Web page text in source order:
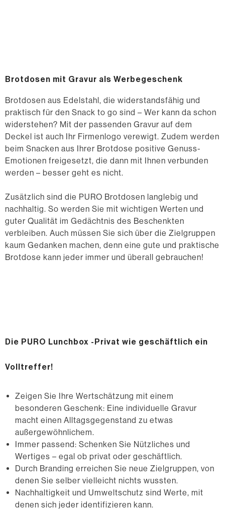
Brotdosen mit Gravur als Werbegeschenk
Brotdosen aus Edelstahl, die widerstandsfähig und
praktisch für den Snack to go sind – Wer kann da schon
widerstehen? Mit der passenden Gravur auf dem
Deckel ist auch Ihr Firmenlogo verewigt. Zudem werden
beim Snacken aus Ihrer Brotdose positive Genuss-
Emotionen freigesetzt, die dann mit Ihnen verbunden
werden – besser geht es nicht.
Zusätzlich sind die PURO Brotdosen langlebig und
nachhaltig. So werden Sie mit wichtigen Werten und
guter Qualität im Gedächtnis des Beschenkten
verbleiben. Auch müssen Sie sich über die Zielgruppen
kaum Gedanken machen, denn eine gute und praktische
Brotdose kann jeder immer und überall gebrauchen!
Die PURO Lunchbox -Privat wie geschäftlich ein
Volltreffer!
Zeigen Sie Ihre Wertschätzung mit einem
besonderen Geschenk: Eine individuelle Gravur
macht einen Alltagsgegenstand zu etwas
außergewöhnlichem.
Immer passend: Schenken Sie Nützliches und
Wertiges – egal ob privat oder geschäftlich.
Durch Branding erreichen Sie neue Zielgruppen, von
denen Sie selber vielleicht nichts wussten.
Nachhaltigkeit und Umweltschutz sind Werte, mit
denen sich jeder identifizieren kann.